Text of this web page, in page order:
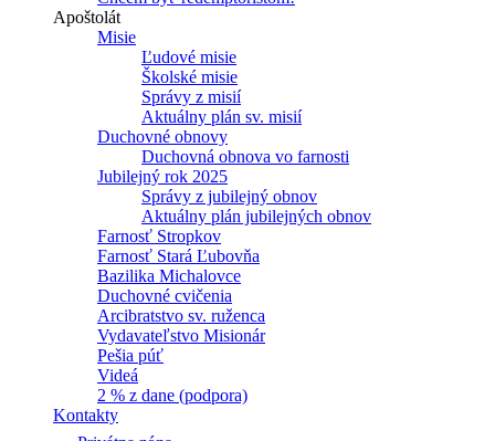
Apoštolát
Misie
Ľudové misie
Školské misie
Správy z misií
Aktuálny plán sv. misií
Duchovné obnovy
Duchovná obnova vo farnosti
Jubilejný rok 2025
Správy z jubilejný obnov
Aktuálny plán jubilejných obnov
Farnosť Stropkov
Farnosť Stará Ľubovňa
Bazilika Michalovce
Duchovné cvičenia
Arcibratstvo sv. ruženca
Vydavateľstvo Misionár
Pešia púť
Videá
2 % z dane (podpora)
Kontakty